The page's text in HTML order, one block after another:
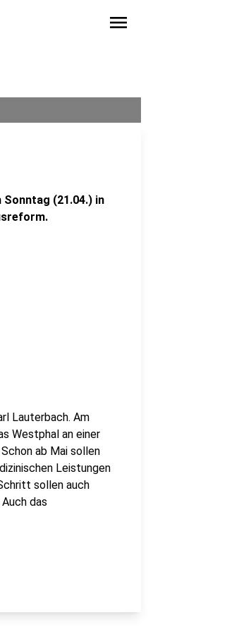
menu
(21.04.) in
Lauterbach. Am
Westphal an einer
Schon ab Mai sollen
Leistungen
sollen auch
das